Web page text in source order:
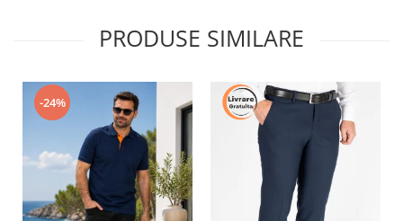
PRODUSE SIMILARE
-24%